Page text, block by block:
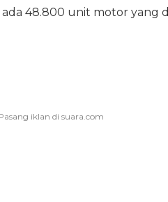
48.800 unit motor yang